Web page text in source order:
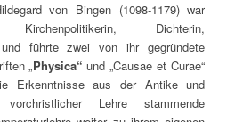
von Bingen (1098-1179) war
Kirchenpolitikerin, Dichterin,
führte zwei von ihr gegründete
„Physica“ und „Causae et Curae“
Erkenntnisse aus der Antike und
Lehre stammende